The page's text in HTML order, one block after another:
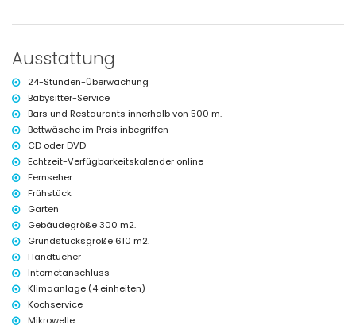
der Villa
Internet (WiFi)
Bettwäsche, Handtücher und Kinderbett/Babybett
Frühstück
24 Stunden Überwachungsdienst
Haushalt
Klimaanlage (4 klimatisierte Räume)
Features und Dienstleistungen gegen Aufpreis
Kochdienst, Wäscheservice und Babysitterservice
extra Bett (auf Anfrage)
Unterhaltung und Freizeitaktivitäten für Ihre Ferien in Seminyak,
auf Bali
Bar (innerhalb von 500 Metern der Villa)
Diskothek und NachtClub (innerhalb von 5 Kilometern der Villa)
Sportaktivitäten
Surfen (innerhalb von 1000 Metern der Villa)
Tennis (innerhalb von 5 Kilometern der Villa)
Ausstattung
24-Stunden-Überwachung
Babysitter-Service
Bars und Restaurants innerhalb von 500 m.
Bettwäsche im Preis inbegriffen
CD oder DVD
Echtzeit-Verfügbarkeitskalender online
Fernseher
Frühstück
Garten
Gebäudegröße 300 m2.
Grundstücksgröße 610 m2.
Handtücher
Internetanschluss
Klimaanlage (4 einheiten)
Kochservice
Mikrowelle